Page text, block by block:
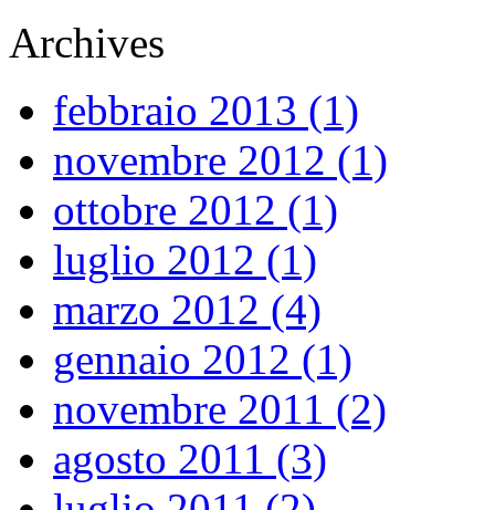
Archives
febbraio 2013 (1)
novembre 2012 (1)
ottobre 2012 (1)
luglio 2012 (1)
marzo 2012 (4)
gennaio 2012 (1)
novembre 2011 (2)
agosto 2011 (3)